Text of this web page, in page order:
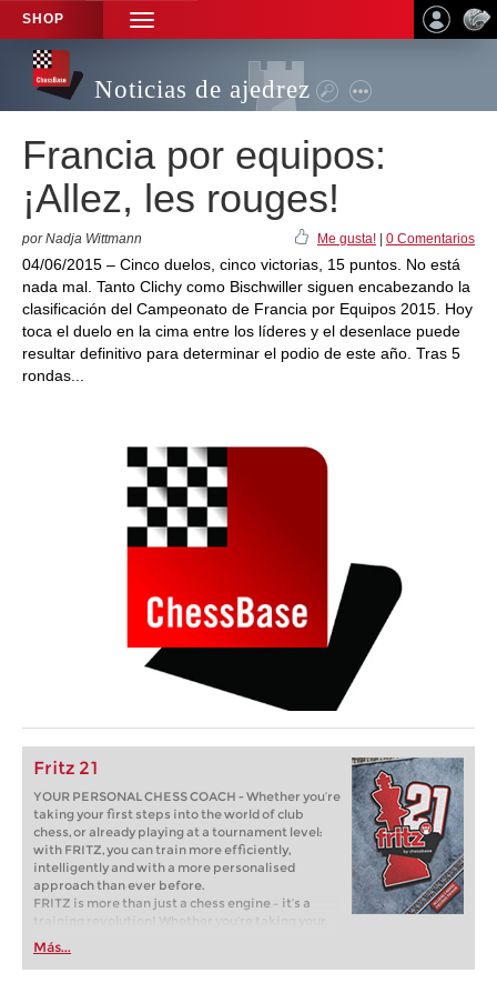
SHOP
TOGGLE
NAVIGATION
Noticias de ajedrez
Francia por equipos:
¡Allez, les rouges!
por Nadja Wittmann Me gusta! 0 Comentarios
04/06/2015 – Cinco duelos, cinco victorias, 15 puntos. No está
nada mal. Tanto Clichy como Bischwiller siguen encabezando la
clasificación del Campeonato de Francia por Equipos 2015. Hoy
toca el duelo en la cima entre los líderes y el desenlace puede
resultar definitivo para determinar el podio de este año. Tras 5
rondas...
Fritz 21
YOUR PERSONAL CHESS COACH - Whether you’re
taking your first steps into the world of club
chess, or already playing at a tournament level:
with FRITZ, you can train more efficiently,
intelligently and with a more personalised
approach than ever before.
FRITZ is more than just a chess engine – it’s a
training revolution! Whether you’re taking your
first steps into the world of club chess, or already
playing at a tournament level: with FRITZ, you can
train more efficiently, intelligently and with a
Más...